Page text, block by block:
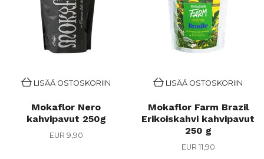
LISÄÄ OSTOSKORIIN
Mokaflor Nero
kahvipavut 250g
EUR 9,90
LISÄÄ OSTOSKORIIN
Mokaflor Farm Brazil
Erikoiskahvi kahvipavut
250 g
EUR 11,90